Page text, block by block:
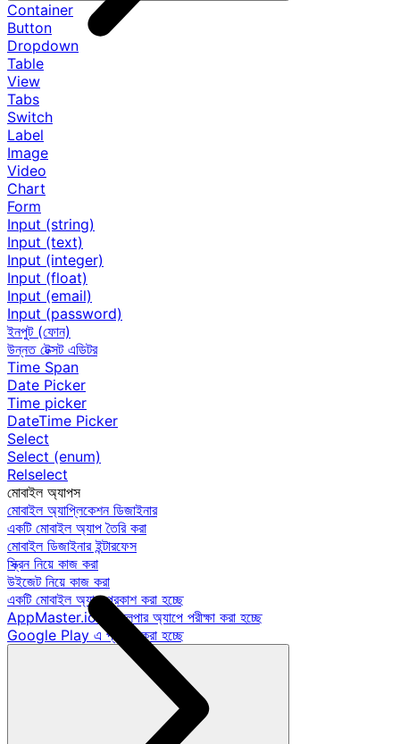
Container
Button
Dropdown
Table
View
Tabs
Switch
Label
Image
Video
Chart
Form
Input (string)
Input (text)
Input (integer)
Input (float)
Input (email)
Input (password)
ইনপুট (ফোন)
উন্নত টেক্সট এডিটর
Time Span
Date Picker
Time picker
DateTime Picker
Select
Select (enum)
Relselect
মোবাইল অ্যাপস
মোবাইল অ্যাপ্লিকেশন ডিজাইনার
একটি মোবাইল অ্যাপ তৈরি করা
মোবাইল ডিজাইনার ইন্টারফেস
স্ক্রিন নিয়ে কাজ করা
উইজেট নিয়ে কাজ করা
একটি মোবাইল অ্যাপ প্রকাশ করা হচ্ছে
AppMaster.io ডেভেলপার অ্যাপে পরীক্ষা করা হচ্ছে
Google Play এ প্রকাশ করা হচ্ছে